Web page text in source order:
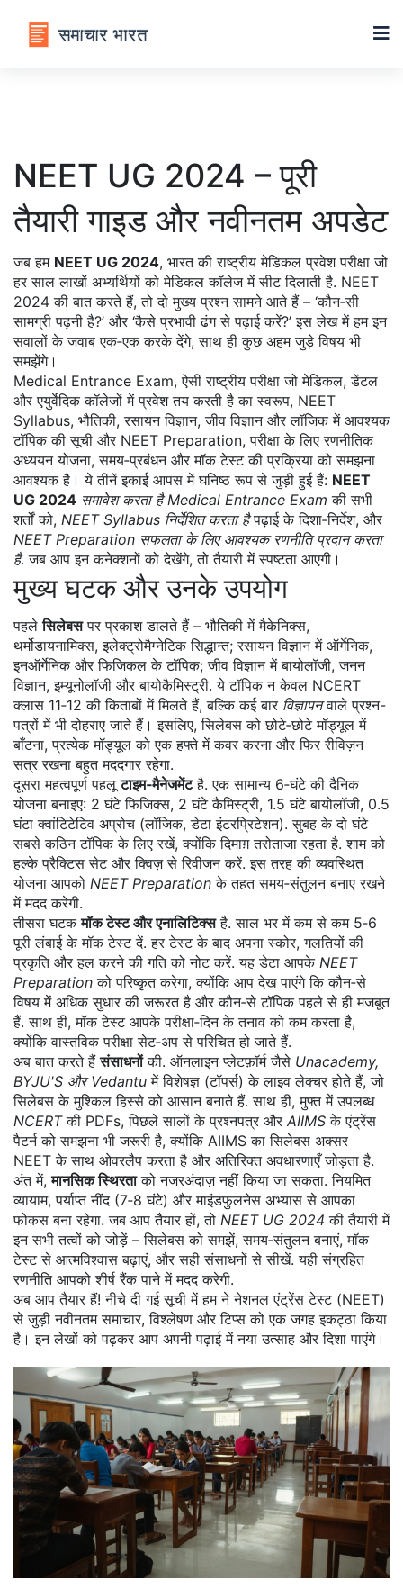
NEET UG 2024 – पूरी
तैयारी गाइड और नवीनतम अपडेट
जब हम NEET UG 2024, भारत की राष्ट्रीय मेडिकल प्रवेश परीक्षा जो
हर साल लाखों अभ्यर्थियों को मेडिकल कॉलेज में सीट दिलाती है. NEET
2024 की बात करते हैं, तो दो मुख्य प्रश्न सामने आते हैं – ‘कौन‑सी
सामग्री पढ़नी है?’ और ‘कैसे प्रभावी ढंग से पढ़ाई करें?’ इस लेख में हम इन
सवालों के जवाब एक‑एक करके देंगे, साथ ही कुछ अहम जुड़े विषय भी
समझेंगे।
Medical Entrance Exam,ऐसी राष्ट्रीय परीक्षा जो मेडिकल, डेंटल
और एयुर्वेदिक कॉलेजों में प्रवेश तय करती है का स्वरूप, NEET
Syllabus, भौतिकी, रसायन विज्ञान, जीव विज्ञान और लॉजिक में आवश्यक
टॉपिक की सूची और NEET Preparation,परीक्षा के लिए रणनीतिक
अध्ययन योजना, समय‑प्रबंधन और मॉक टेस्ट की प्रक्रिया को समझना
आवश्यक है। ये तीनें इकाई आपस में घनिष्ठ रूप से जुड़ी हुई हैं: NEET
UG 2024 समावेश करता है Medical Entrance Exam की सभी
शर्तों को, NEET Syllabus निर्देशित करता हैपढ़ाई के दिशा‑निर्देश, और
NEET Preparation सफलता के लिए आवश्यक रणनीति प्रदान करता
है. जब आप इन कनेक्शनों को देखेंगे, तो तैयारी में स्पष्टता आएगी।
मुख्य घटक और उनके उपयोग
पहलेसिलेबसपर प्रकाश डालते हैं – भौतिकी में मैकेनिक्स,
थर्मोडायनामिक्स, इलेक्ट्रोमैग्नेटिक सिद्धान्त; रसायन विज्ञान में ऑर्गेनिक,
इनऑर्गेनिक और फिजिकल के टॉपिक; जीव विज्ञान में बायोलॉजी, जनन
विज्ञान, इम्यूनोलॉजी और बायोकैमिस्ट्री. ये टॉपिक न केवल NCERT
क्लास 11‑12 की किताबों में मिलते हैं, बल्कि कई बार विज्ञापनवाले प्रश्न-
पत्रों में भी दोहराए जाते हैं। इसलिए, सिलेबस को छोटे‑छोटे मॉड्यूल में
बाँटना, प्रत्येक मॉड्यूल को एक हफ्ते में कवर करना और फिर रीविज़न
सत्र रखना बहुत मददगार रहेगा.
दूसरा महत्वपूर्ण पहलूटाइम‑मैनेजमेंटहै. एक सामान्य 6‑घंटे की दैनिक
योजना बनाइए: 2 घंटे फिजिक्स, 2 घंटे कैमिस्ट्री, 1.5 घंटे बायोलॉजी, 0.5
घंटा क्वांटिटेटिव अप्रोच (लॉजिक, डेटा इंटरप्रिटेशन). सुबह के दो घंटे
सबसे कठिन टॉपिक के लिए रखें, क्योंकि दिमाग़ तरोताजा रहता है. शाम को
हल्के प्रैक्टिस सेट और क्विज़ से रिवीजन करें. इस तरह की व्यवस्थित
योजना आपको NEET Preparation के तहत समय‑संतुलन बनाए रखने
में मदद करेगी.
तीसरा घटकमॉक टेस्ट और एनालिटिक्सहै. साल भर में कम से कम 5‑6
पूरी लंबाई के मॉक टेस्ट दें. हर टेस्ट के बाद अपना स्कोर, गलतियों की
प्रकृति और हल करने की गति को नोट करें. यह डेटा आपके NEET
Preparation को परिष्कृत करेगा, क्योंकि आप देख पाएंगे कि कौन‑से
विषय में अधिक सुधार की जरूरत है और कौन‑से टॉपिक पहले से ही मजबूत
हैं. साथ ही, मॉक टेस्ट आपके परीक्षा‑दिन के तनाव को कम करता है,
क्योंकि वास्तविक परीक्षा सेट‑अप से परिचित हो जाते हैं.
अब बात करते हैंसंसाधनोंकी. ऑनलाइन प्लेटफ़ॉर्म जैसे Unacademy,
BYJU'S और Vedantu में विशेषज्ञ (टॉपर्स) के लाइव लेक्चर होते हैं, जो
सिलेबस के मुश्किल हिस्से को आसान बनाते हैं. साथ ही, मुफ्त में उपलब्ध
NCERTकी PDFs, पिछले सालों के प्रश्नपत्र और AIIMS के एंट्रेंस
पैटर्न को समझना भी जरूरी है, क्योंकि AIIMS का सिलेबस अक्सर
NEET के साथ ओवरलैप करता है और अतिरिक्त अवधारणाएँ जोड़ता है.
अंत में,मानसिक स्थिरताको नजरअंदाज़ नहीं किया जा सकता. नियमित
व्यायाम, पर्याप्त नींद (7‑8 घंटे) और माइंडफुलनेस अभ्यास से आपका
फोकस बना रहेगा. जब आप तैयार हों, तो NEET UG 2024 की तैयारी में
इन सभी तत्वों को जोड़ें – सिलेबस को समझें, समय‑संतुलन बनाएं, मॉक
टेस्ट से आत्मविश्वास बढ़ाएं, और सही संसाधनों से सीखें. यही संग्रहित
रणनीति आपको शीर्ष रैंक पाने में मदद करेगी.
अब आप तैयार हैं! नीचे दी गई सूची में हम ने नेशनल एंट्रेंस टेस्ट (NEET)
से जुड़ी नवीनतम समाचार, विश्लेषण और टिप्स को एक जगह इकट्ठा किया
है। इन लेखों को पढ़कर आप अपनी पढ़ाई में नया उत्साह और दिशा पाएंगे।